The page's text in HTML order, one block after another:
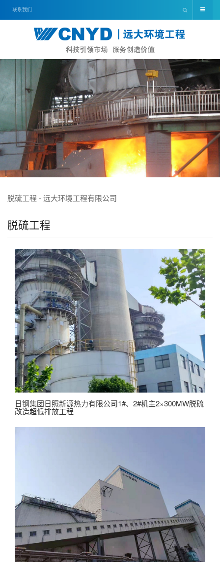
联系我们
脱硫工程 - 远大环境工程有限公司
脱硫工程
日钢集团日照新源热力有限公司1#、2#机主2×300MW脱硫
改造超低排放工程